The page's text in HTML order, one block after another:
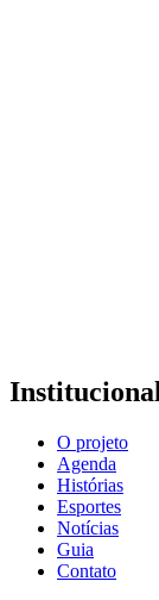
O projeto
Agenda
Histórias
Esportes
Notícias
Guia
Contato